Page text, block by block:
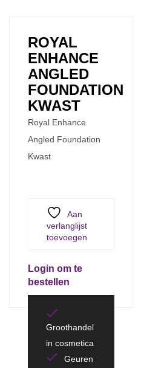
ROYAL
ENHANCE
ANGLED
FOUNDATION
KWAST
Royal Enhance
Angled Foundation
Kwast
Aan
verlanglijst
toevoegen
Login om te
bestellen
Groothandel
in cosmetica
Geuren